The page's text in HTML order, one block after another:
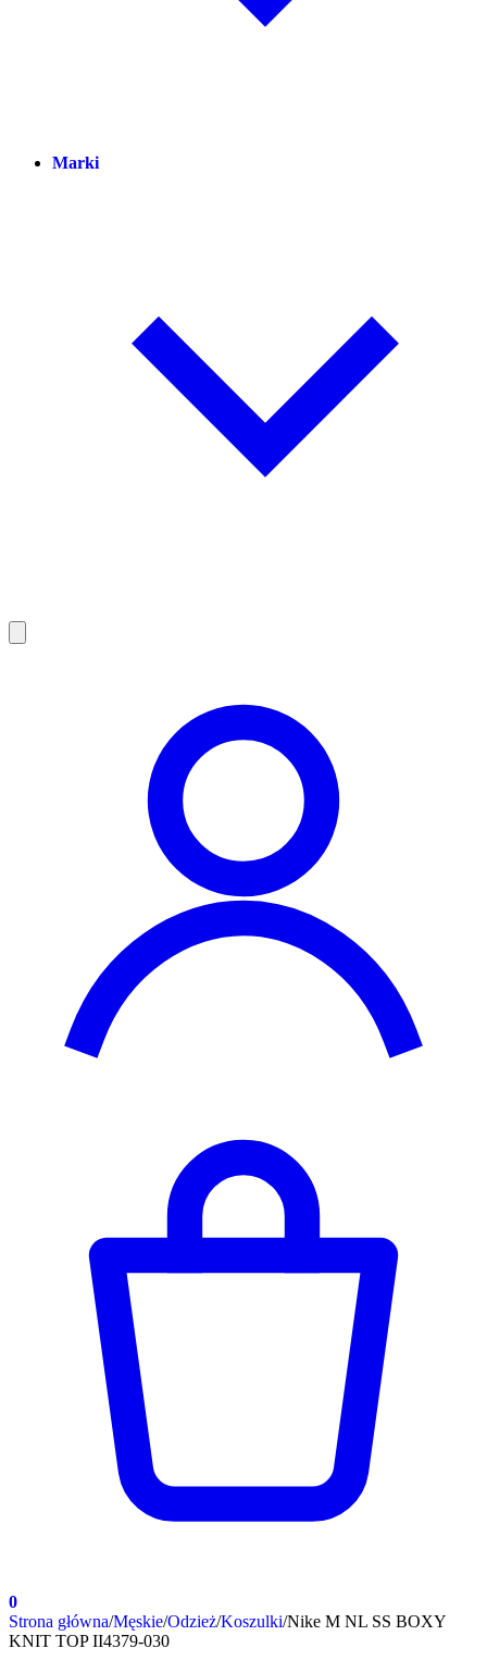
Marki
0
Strona główna/Męskie/Odzież/Koszulki/Nike M NL SS BOXY
KNIT TOP II4379-030